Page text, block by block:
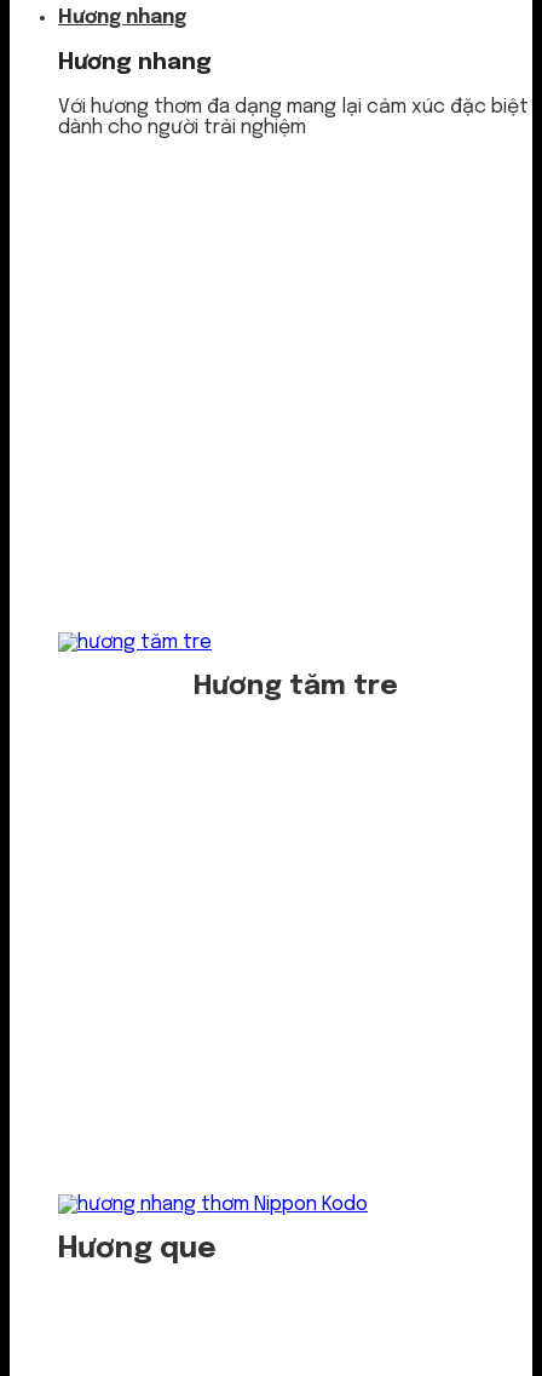
Hương nhang
Hương nhang
Với hương thơm đa dạng mang lại cảm xúc đặc biệt
dành cho người trải nghiệm
Hương tăm tre
Hương que